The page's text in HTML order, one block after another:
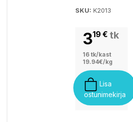
SKU: K2013
319 € tk
16 tk/kast
19.94€/kg
Lisa
ostunimekirja